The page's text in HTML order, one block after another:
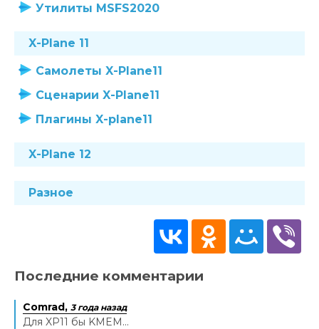
Утилиты MSFS2020
X-Plane 11
Самолеты X-Plane11
Сценарии X-Plane11
Плагины X-plane11
X-Plane 12
Разное
Последние комментарии
Comrad, 3 года назад
Для XP11 бы KMEM...